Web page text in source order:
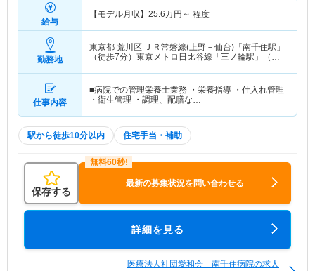
給与
【モデル月収】 25.6万円～ 程度
勤務地
東京都 荒川区
ＪＲ常磐線(上野－仙台)「南千住駅」
（徒歩7分）東京メトロ日比谷線「三ノ輪駅」（徒
仕事内容
■病院での管理栄養士業務 ・栄養指導 ・仕入れ管理
・衛生管理 ・調理、配膳な…
駅から徒歩10分以内 住宅手当・補助
保存する
最新の募集状況を問い合わせる
詳細を見る
医療法人社団愛和会 南千住病院の求人